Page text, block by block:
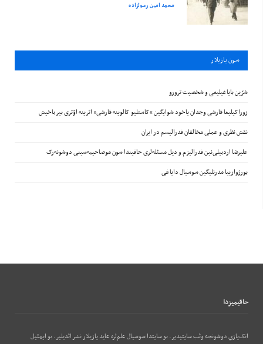
محمد امین رسولزاده
سون يازيلار
شرّین بایاغیلیغی و شخصیت ترورو
زوراکیلیغا قارشی وجدان یاخود شوایگین “کاستلیو کالوینه قارشی” اثرینه اؤتری بیر باخیش
نقش نظری و عملی مخالفان فدرالیسم در ایران
علیرضا اردبیلی‌نین فدرالیزم و دیل مسئله‌لری حاقیندا سون موصاحیبه‌سینی دوشونه‌رک
بورژوازییا مدرنلیگین سوسیال دایاغی
حاقيميزدا
اتک‌يازي دوشونجه وئب‌ سايتيدير. بو سايتدا سوسيال علم‌لره عايد يازيلار نشر ائديلير. بو ایمئيل